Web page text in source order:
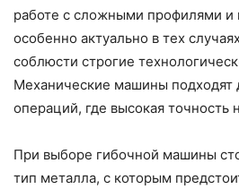
работе с сложными профилями и
особенно актуально в тех
соблюсти строгие
Механические машины подходят
операций, где высокая точность
При выборе гибочной машины
тип металла, с которым